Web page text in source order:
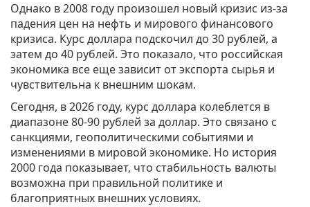
Однако в 2008 году произошел новый кризис из-за
падения цен на нефть и мирового финансового
кризиса. Курс доллара подскочил до 30 рублей, а
затем до 40 рублей. Это показало, что российская
экономика все еще зависит от экспорта сырья и
чувствительна к внешним шокам.
Сегодня, в 2026 году, курс доллара колеблется в
диапазоне 80-90 рублей за доллар. Это связано с
санкциями, геополитическими событиями и
изменениями в мировой экономике. Но история
2000 года показывает, что стабильность валюты
возможна при правильной политике и
благоприятных внешних условиях.